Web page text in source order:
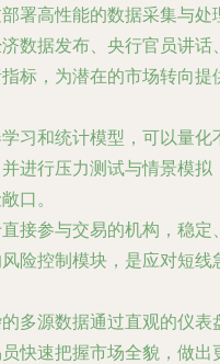
部署高性能的数据采集与处
数据发布、央行官员讲话
标，为潜在的市场转向提
学习和统计模型，可以量化
进行压力测试与情景模拟
口。
直接参与交易的机构，稳定
险控制模块，是应对短线
的多源数据通过直观的仪表
快速把握市场全貌，做出